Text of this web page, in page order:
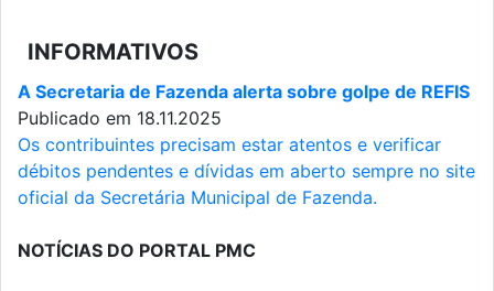
INFORMATIVOS
A Secretaria de Fazenda alerta sobre golpe de REFIS
Publicado em 18.11.2025
Os contribuintes precisam estar atentos e verificar
débitos pendentes e dívidas em aberto sempre no site
oficial da Secretária Municipal de Fazenda.
NOTÍCIAS DO PORTAL PMC